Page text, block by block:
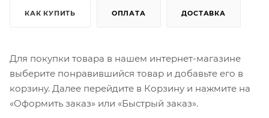
КАК КУПИТЬ ОПЛАТА ДОСТАВКА
Для покупки товара в нашем интернет-магазине
выберите понравившийся товар и добавьте его в
корзину. Далее перейдите в Корзину и нажмите на
«Оформить заказ» или «Быстрый заказ».